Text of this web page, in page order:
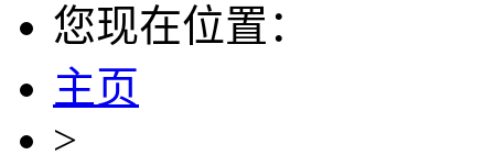
您现在位置：
主页
>